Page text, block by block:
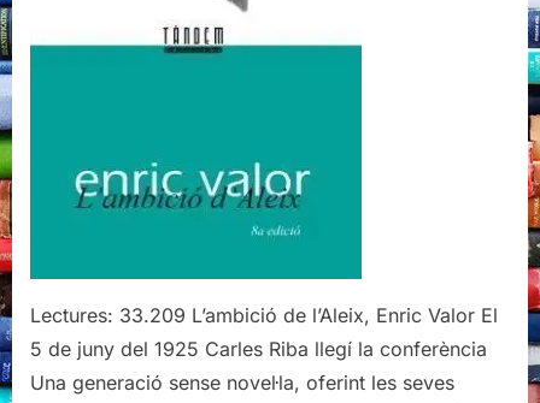
Lectures: 33.209 L’ambició de l’Aleix, Enric Valor El
5 de juny del 1925 Carles Riba llegí la conferència
Una generació sense novel·la, oferint les seves